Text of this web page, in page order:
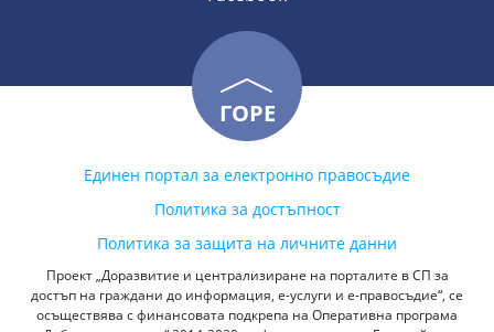
ГОРЕ
Единен портал за електронно правосъдие
Политика за достъпност
Политика за защита на личните данни
Проект „Доразвитие и централизиране на порталите в СП за
достъп на граждани до информация, е-услуги и е-правосъдие“, се
осъществява с финансовата подкрепа на Оперативна програма